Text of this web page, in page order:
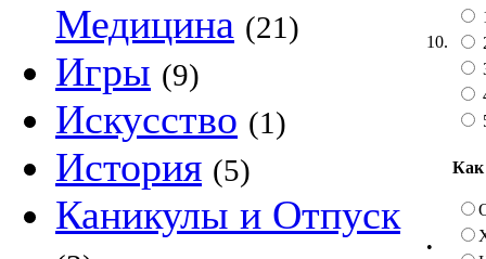
Медицина (21)
Игры (9)
Искусство (1)
История (5)
Каникулы и Отпуск
10.
•
Как